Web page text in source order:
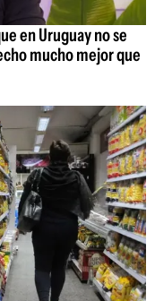
en Uruguay no se
mucho mejor que